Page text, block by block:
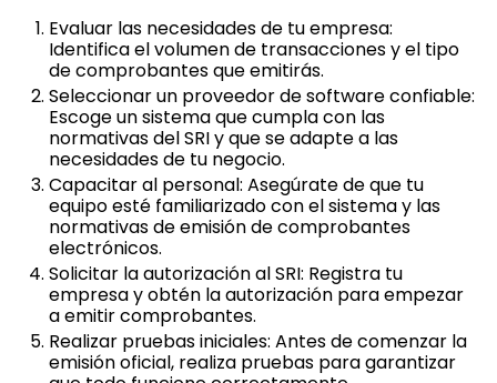
Evaluar las necesidades de tu empresa:
Identifica el volumen de transacciones y el tipo
de comprobantes que emitirás.
Seleccionar un proveedor de software confiable:
Escoge un sistema que cumpla con las
normativas del SRI y que se adapte a las
necesidades de tu negocio.
Capacitar al personal: Asegúrate de que tu
equipo esté familiarizado con el sistema y las
normativas de emisión de comprobantes
electrónicos.
Solicitar la autorización al SRI: Registra tu
empresa y obtén la autorización para empezar
a emitir comprobantes.
Realizar pruebas iniciales: Antes de comenzar la
emisión oficial, realiza pruebas para garantizar